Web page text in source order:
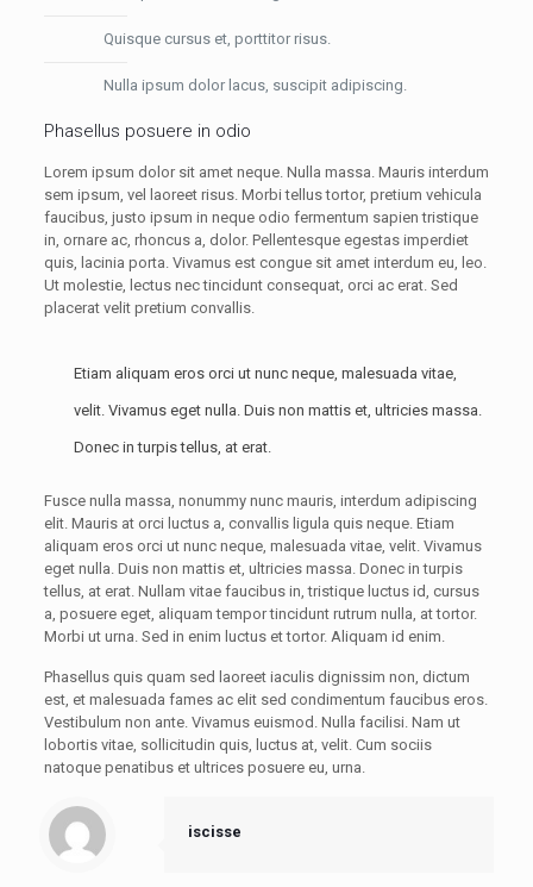
Quisque cursus et, porttitor risus.
Nulla ipsum dolor lacus, suscipit adipiscing.
Phasellus posuere in odio
Lorem ipsum dolor sit amet neque. Nulla massa. Mauris interdum
sem ipsum, vel laoreet risus. Morbi tellus tortor, pretium vehicula
faucibus, justo ipsum in neque odio fermentum sapien tristique
in, ornare ac, rhoncus a, dolor. Pellentesque egestas imperdiet
quis, lacinia porta. Vivamus est congue sit amet interdum eu, leo.
Ut molestie, lectus nec tincidunt consequat, orci ac erat. Sed
placerat velit pretium convallis.
Etiam aliquam eros orci ut nunc neque, malesuada vitae,
velit. Vivamus eget nulla. Duis non mattis et, ultricies massa.
Donec in turpis tellus, at erat.
Fusce nulla massa, nonummy nunc mauris, interdum adipiscing
elit. Mauris at orci luctus a, convallis ligula quis neque. Etiam
aliquam eros orci ut nunc neque, malesuada vitae, velit. Vivamus
eget nulla. Duis non mattis et, ultricies massa. Donec in turpis
tellus, at erat. Nullam vitae faucibus in, tristique luctus id, cursus
a, posuere eget, aliquam tempor tincidunt rutrum nulla, at tortor.
Morbi ut urna. Sed in enim luctus et tortor. Aliquam id enim.
Phasellus quis quam sed laoreet iaculis dignissim non, dictum
est, et malesuada fames ac elit sed condimentum faucibus eros.
Vestibulum non ante. Vivamus euismod. Nulla facilisi. Nam ut
lobortis vitae, sollicitudin quis, luctus at, velit. Cum sociis
natoque penatibus et ultrices posuere eu, urna.
iscisse